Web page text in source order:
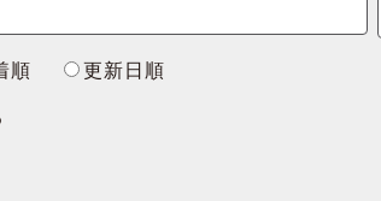
順
更新日順